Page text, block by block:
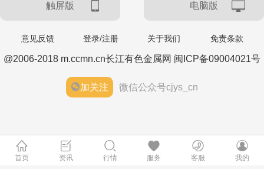
触屏版 电脑版
意见反馈 登录/注册 关于我们 免责条款
@2006-2018 m.ccmn.cn长江有色金属网 闽ICP备09004021号
加关注 微信公众号cjys_cn
首页 资讯 行情 服务 客服 我的